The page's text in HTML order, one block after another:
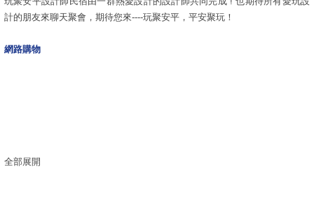
計的朋友來聊天聚會，期待您來----玩聚安平，平安聚玩！
網路購物
全部展開